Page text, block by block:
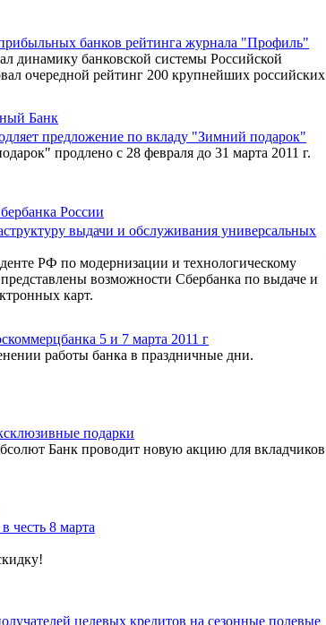
банков рейтинга журнала "Профиль"
динамику банковской системы Российской
очередной рейтинг 200 крупнейших российских
Банк
предложение по вкладу "Зимний подарок"
продлено с 28 февраля до 31 марта 2011 г.
России
выдачи и обслуживания универсальных
РФ по модернизации и технологическому
возможности Сбербанка по выдаче и
карт.
5 и 7 марта 2011 г
работы банка в праздничные дни.
подарки
Банк проводит новую акцию для вкладчиков
честь 8 марта
целевых кредитов на сезонные полевые